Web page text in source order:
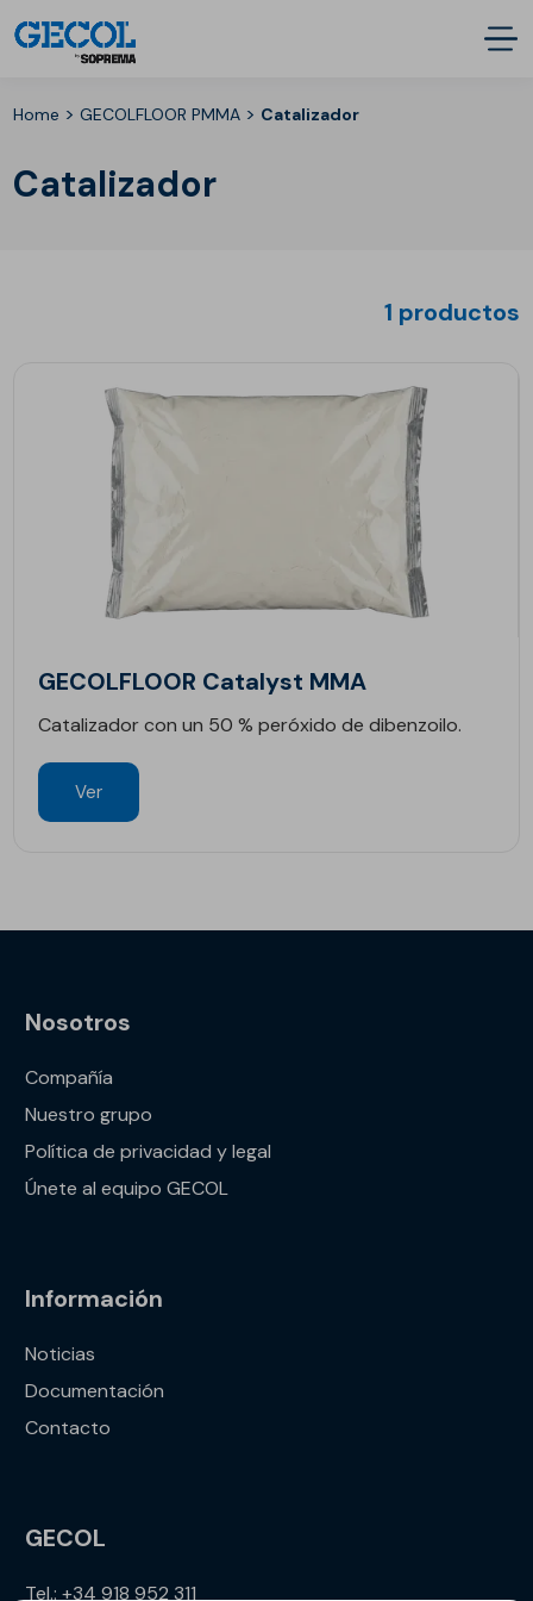
Home >GECOLFLOOR PMMA > Catalizador
Catalizador
1 productos
GECOLFLOOR Catalyst MMA
Catalizador con un 50 % peróxido de dibenzoilo.
Ver
Nosotros
Compañía
Nuestro grupo
Política de privacidad y legal
Únete al equipo GECOL
Información
Noticias
Documentación
Contacto
GECOL
Tel.: +34 918 952 311